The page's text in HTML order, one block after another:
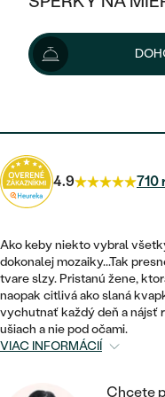
KOMBINOVANÉ
PODĽA ŠTÝLU
ETERNITY
VINTAGE
NETRADIČNÉ
POSTRANNÉ
HALO
VINTAGE
SET
NETRADIČNÉ
ZOSTAVTE SI PRSTEŇ
VÝPREDAJ
ŠPERKY ČO
PODĽA TYPU
NÁUŠNICE
PRSTENE
PRÍVESKY
NÁRAMKY
SETY
PÁNSKE ŠPERKY
PLATINOVÉ
NAPICHOVACIE
KRUHOVÉ
VISIACE
SOLITÉR
ZLATÉ
STRIEBORNÉ
PODĽA ŠTÝLU
SOLITÉR
NARODENIE
SO ZNAMENÍM
MINIMALISTICKÉ
VÝPREDAJ
ZLATÉ
STRIEBORNÉ
PODĽA ŠTÝLU
ETERNITY
MINIMALISTICKÉ
1 088 € 1 148 €
4.9 710
Ako keby niekto vybral
dokonalej mozaiky...Tak
tvare slzy. Pristanú žene,
naopak citlivá ako slaná
vychutnať každý deň a nájsť
ušiach a nie pod očami.
VIAC INFORMÁCIÍ
Chcete